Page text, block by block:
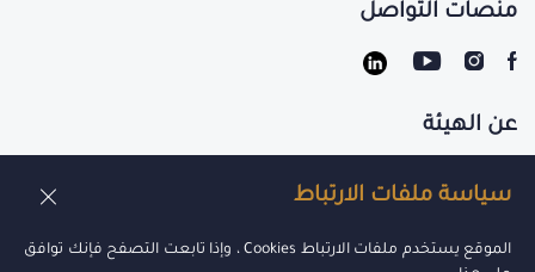
سياسة ملفات الارتباط
الموقع يستخدم ملفات الارتباط Cookies ، وإذا تابعت التصفح فإنك توافق
عن الهيئة
منصات التواصل